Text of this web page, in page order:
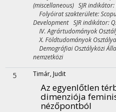
(miscellaneous) SJR indikátor:
Folyóirat szakterülete:
Development SJR indikátor:
IV. Agrártudományok
X. Földtudományok
Demográfiai Osztályközi
nemzetközi
5 Timár, Judit
Az egyenlőtlen
dimenziója
nézőpontból